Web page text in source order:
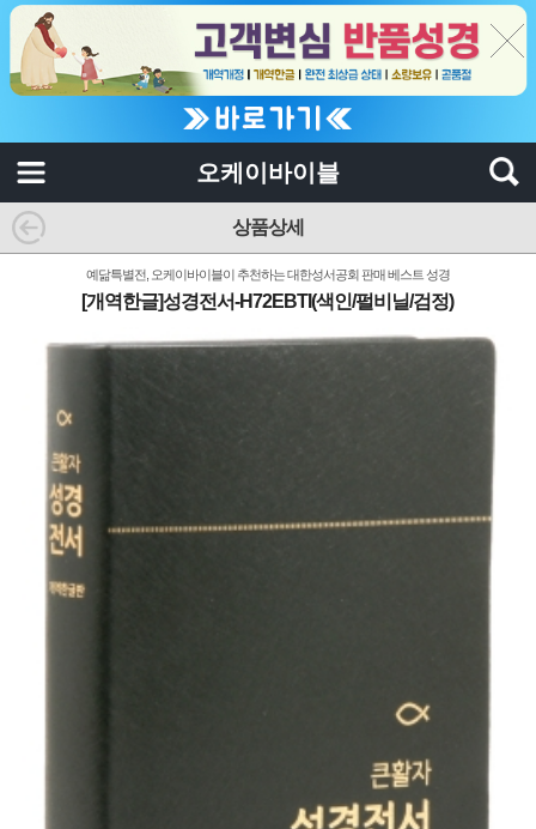
오케이바이블
상품상세
예닮특별전, 오케이바이블이 추천하는 대한성서공회 판매 베스트 성경
[개역한글]성경전서-H72EBTI(색인/펄비닐/검정)